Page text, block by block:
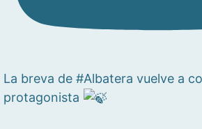
La breva de #Albatera vuelve a
protagonista